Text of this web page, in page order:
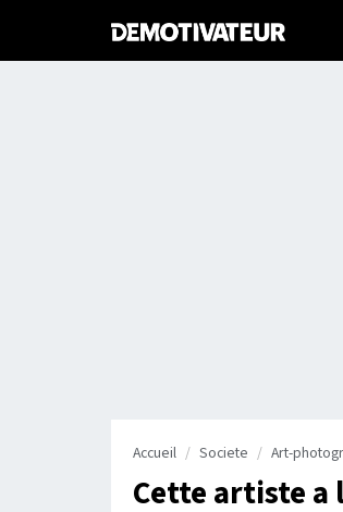
Accueil Societe Art-
Cette artiste a